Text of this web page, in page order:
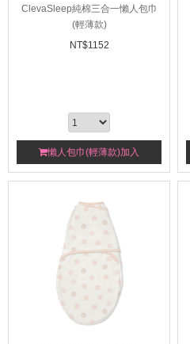
ClevaSleep純棉三合一懶人包巾
(輕薄款)
NT$1152
懶人包巾(輕薄款)加入